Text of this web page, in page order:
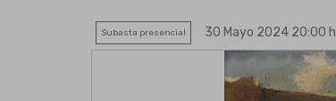
Subasta presencial 30 Mayo 2024 20:00 h